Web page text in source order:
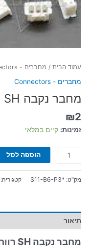
עמוד הבית / מחברים - Connectors
מחברים - Connectors
מחבר נקבה SH רווח 1.0 מ"מ 3P
₪2
זמינות: קיים במלאי
הוספה לסל
מק"ט: *S11-B6-P3 קטגוריה:
תיאור
מחבר נקבה SH רווח 1.0 מ"מ 3P